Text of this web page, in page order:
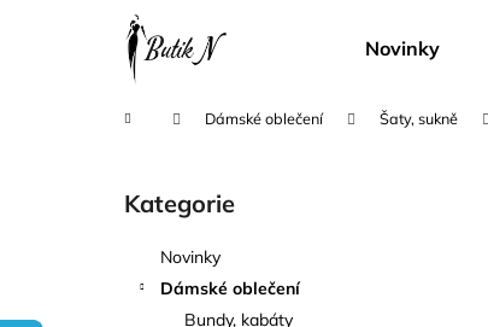
Novinky
Domů Dámské oblečení Šaty, sukně
Přeskočit
kategorie
Kategorie
Novinky
Dámské oblečení
Bundy, kabáty